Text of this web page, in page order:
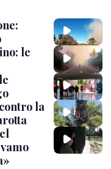
le
la